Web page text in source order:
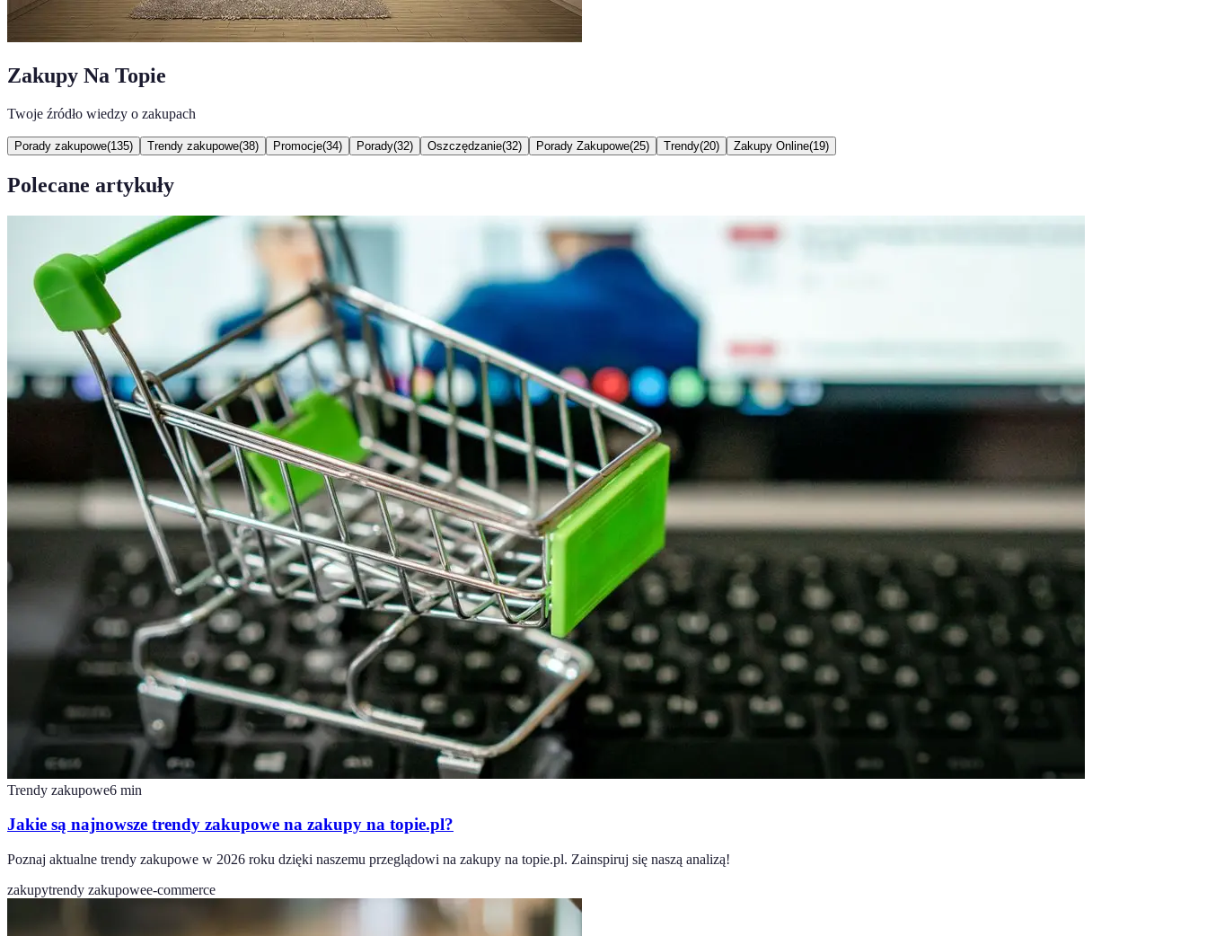
Zakupy Na Topie
Twoje źródło wiedzy o zakupach
Porady zakupowe(135) Trendy zakupowe(38) Promocje(34) Porady(32) Oszczędzanie(32) Porady Zakupowe(25) Trendy(20) Zakupy Online(19)
Polecane artykuły
Trendy zakupowe6 min
Jakie są najnowsze trendy zakupowe na zakupy na topie.pl?
Poznaj aktualne trendy zakupowe w 2026 roku dzięki naszemu przeglądowi na zakupy na topie.pl. Zainspiruj się naszą analizą!
zakupytrendy zakupowee-commerce